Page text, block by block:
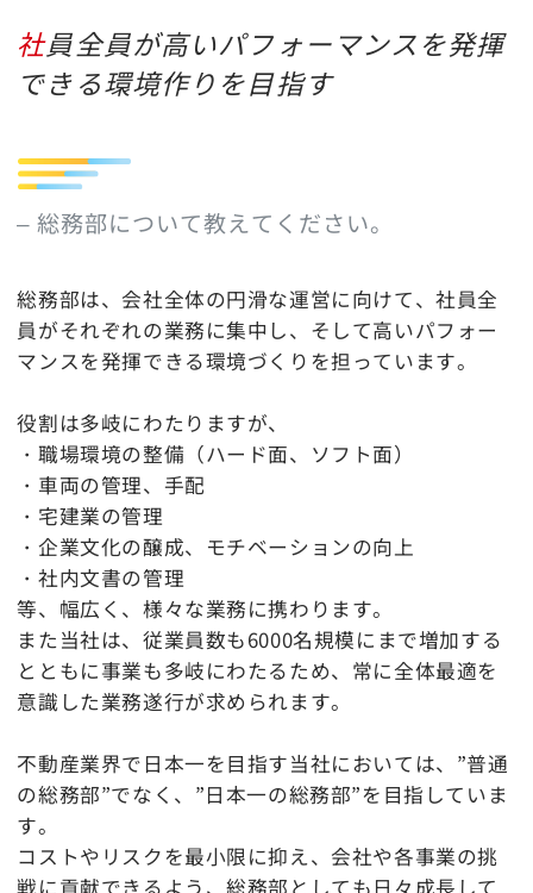
社員全員が高いパフォーマンスを発揮
できる環境作りを目指す
– 総務部について教えてください。
総務部は、会社全体の円滑な運営に向けて、社員全
員がそれぞれの業務に集中し、そして高いパフォー
マンスを発揮できる環境づくりを担っています。
役割は多岐にわたりますが、
・職場環境の整備（ハード面、ソフト面）
・車両の管理、手配
・宅建業の管理
・企業文化の醸成、モチベーションの向上
・社内文書の管理
等、幅広く、様々な業務に携わります。
また当社は、従業員数も6000名規模にまで増加する
とともに事業も多岐にわたるため、常に全体最適を
意識した業務遂行が求められます。
不動産業界で日本一を目指す当社においては、”普通
の総務部”でなく、”日本一の総務部”を目指していま
す。
コストやリスクを最小限に抑え、会社や各事業の挑